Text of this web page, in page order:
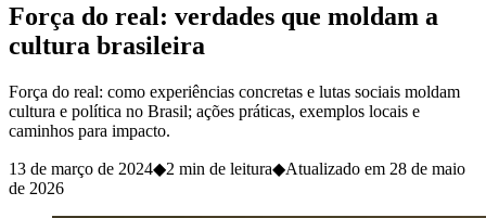
Força do real: verdades que moldam a
cultura brasileira
Força do real: como experiências concretas e lutas sociais moldam
cultura e política no Brasil; ações práticas, exemplos locais e
caminhos para impacto.
13 de março de 2024◆2 min de leitura◆Atualizado em 28 de maio
de 2026